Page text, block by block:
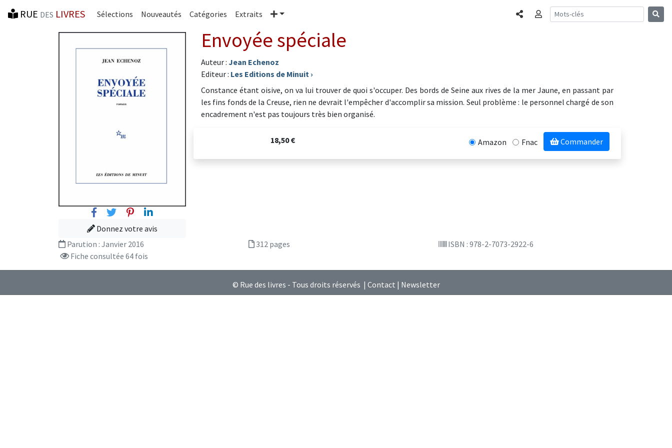
RUE DES LIVRES Sélections Nouveautés Catégories Extraits Plus PartagerConnexion
FacebookTwitterPinterest
Linkedin
Donnez votre avis
Envoyée spéciale
Auteur : Jean Echenoz
Editeur : Les Editions de Minuit ›
Constance étant oisive, on va lui trouver de quoi s'occuper. Des bords de Seine aux rives de la mer Jaune, en passant par
les fins fonds de la Creuse, rien ne devrait l'empêcher d'accomplir sa mission. Seul problème : le personnel chargé de son
encadrement n'est pas toujours très bien organisé.
18,50 € Amazon Fnac Commander
Parution : Janvier 2016 312 pages
ISBN : 978-2-7073-2922-6
Fiche consultée 64 fois
© Rue des livres - Tous droits réservés | Contact | Newsletter